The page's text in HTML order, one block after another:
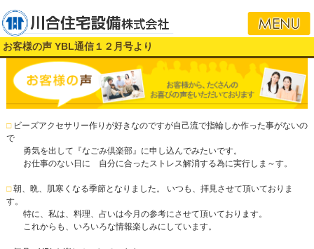
お客様の声 YBL通信１２月号より
□ビーズアクセサリー作りが好きなのですが自己流で指輪しか作った事がないの
で
勇気を出して『なごみ倶楽部』に申し込んでみたいです。
お仕事のない日に 自分に合ったストレス解消する為に実行しま～す。
□朝、晩、肌寒くなる季節となりました。 いつも、拝見させて頂いておりま
す。
特に、私は、料理、占いは今月の参考にさせて頂いております。
これからも、いろいろな情報楽しみにしています。